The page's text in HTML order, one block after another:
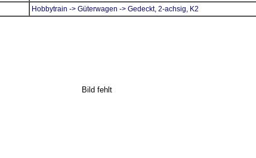
Hobbytrain -> Güterwagen -> Gedeckt, 2-achsig, K2
Bild fehlt